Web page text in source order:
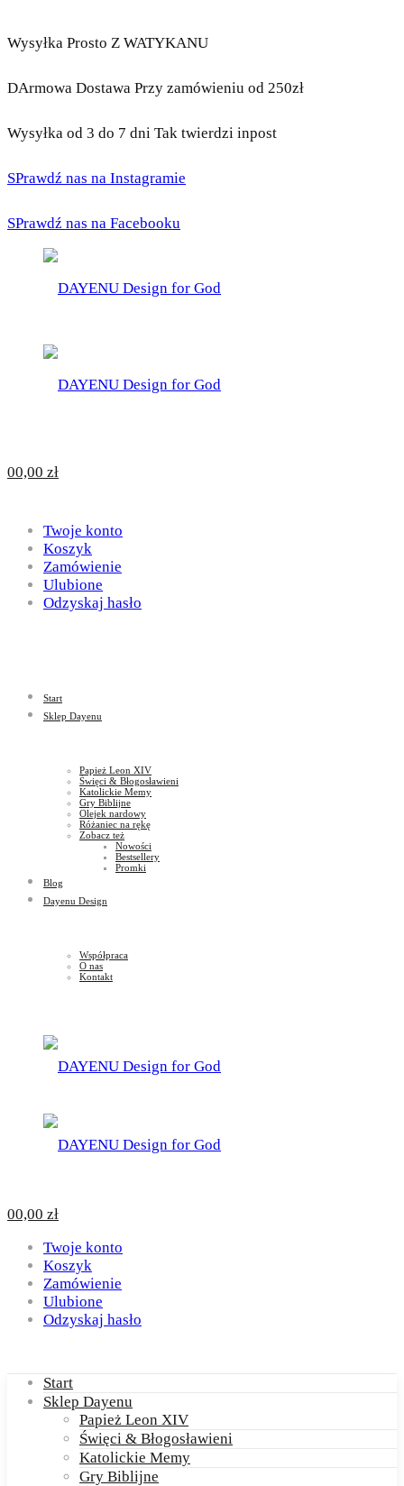
Wysyłka Prosto Z WATYKANU
DArmowa Dostawa Przy zamówieniu od 250zł
Wysyłka od 3 do 7 dni Tak twierdzi inpost
SPrawdź nas na Instagramie
SPrawdź nas na Facebooku
for
God
DAYENU
Design
God
00,00 zł
Twoje konto
Koszyk
Zamówienie
Ulubione
Odzyskaj hasło
Start
Sklep Dayenu
Papież Leon XIV
Święci & Błogosławieni
Katolickie Memy
Gry Biblijne
Olejek nardowy
Różaniec na rękę
Zobacz też
Nowości
Bestsellery
Promki
Blog
Dayenu Design
Współpraca
O nas
Kontakt
00,00 zł
Twoje konto
Koszyk
Zamówienie
Ulubione
Odzyskaj hasło
Start
Sklep Dayenu
Papież Leon XIV
Święci & Błogosławieni
Katolickie Memy
Gry Biblijne